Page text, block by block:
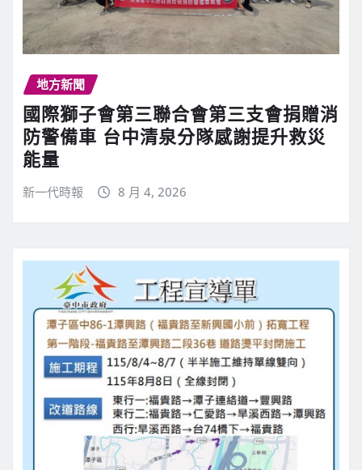
地方新聞
國際獅子會第三聯合會第三支會捐贈消
防警備車 台中清泉分隊感謝提升救災
能量
新一代時報 8 月 4, 2026